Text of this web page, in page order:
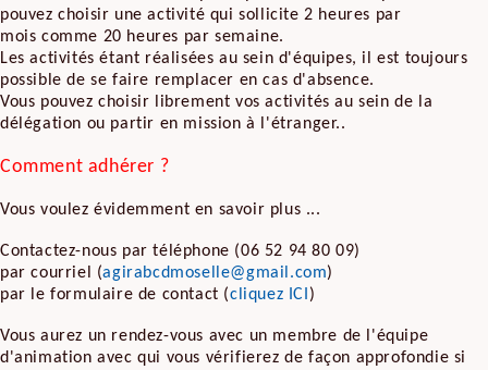
pouvez choisir une activité qui sollicite 2 heures par
mois comme 20 heures par semaine.
Les activités étant réalisées au sein d'équipes, il est toujours
possible de se faire remplacer en cas d'absence.
Vous pouvez choisir librement vos activités au sein de la
délégation ou partir en mission à l'étranger..
Comment adhérer ?
Vous voulez évidemment en savoir plus ...
Contactez-nous par téléphone (06 52 94 80 09)
par courriel (agirabcdmoselle@gmail.com)
par le formulaire de contact (cliquez ICI)
Vous aurez un rendez-vous avec un membre de l'équipe
d'animation avec qui vous vérifierez de façon approfondie si